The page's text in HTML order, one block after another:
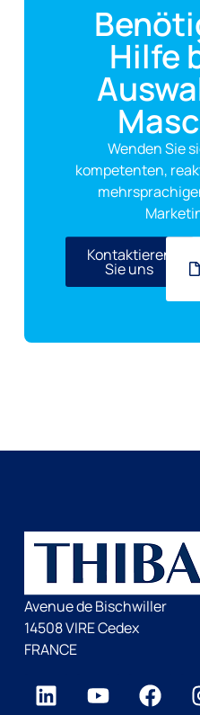
Hilfe
Wenden Sie
kompetenten,
Kontaktieren
Sie uns
Avenue de Bischwiller
14508 VIRE Cedex
FRANCE